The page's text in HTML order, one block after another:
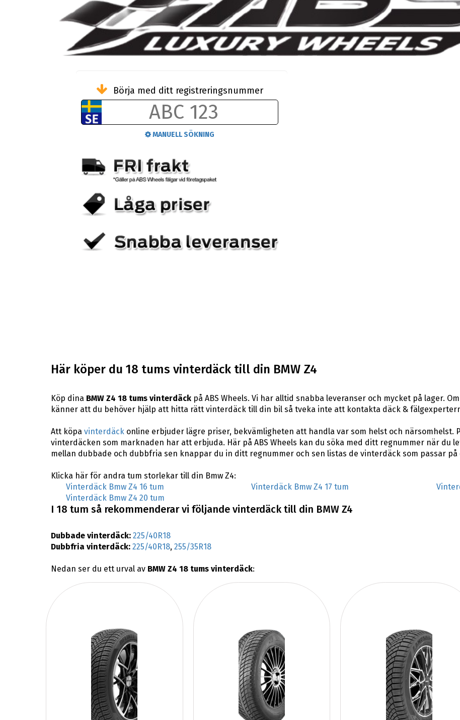
Börja med ditt registreringsnummer
MANUELL SÖKNING
Här köper du 18 tums vinterdäck till din BMW Z4
Köp dina BMW Z4 18 tums vinterdäckpå ABS Wheels. Vi har alltid snabba leveranser och mycket på lager.
känner att du behöver hjälp att hitta rätt vinterdäck till din bil så tveka inte att kontakta däck &
Att köpa vinterdäckonline erbjuder lägre priser, bekvämligheten att handla var som helst och närsomhelst.
vinterdäcken som marknaden har att erbjuda. Här på ABS Wheels kan du söka med ditt regnummer när du
mellan dubbade och dubbfria sen knappar du in ditt regnummer och sen listas de vinterdäck som passar på
Klicka här för andra tum storlekar till din Bmw Z4:
Vinterdäck Bmw Z4 16 tum
Vinterdäck Bmw Z4 17 tum
Vinterdäck Bmw Z4 20 tum
I 18 tum så rekommenderar vi följande vinterdäck till din BMW Z4
Dubbade vinterdäck: 225/40R18
Dubbfria vinterdäck: 225/40R18, 255/35R18
Nedan ser du ett urval av BMW Z4 18 tums vinterdäck: